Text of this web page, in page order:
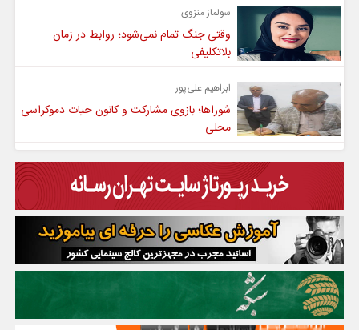
سولماز منزوی
وقتی جنگ تمام نمی‌شود؛ روابط در زمان
بلاتکلیفی
ابراهیم علی‌پور
شوراها؛ بازوی مشارکت و کانون حیات دموکراسی
محلی